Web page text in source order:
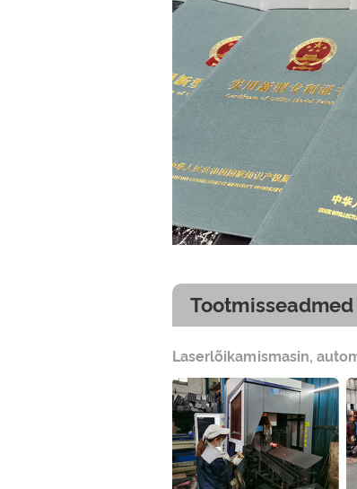
Tootmisseadmed
Laserlõikamismasin,